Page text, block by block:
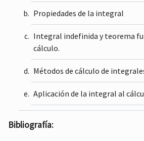
Propiedades de la integral
Integral indefinida y teorema
cálculo.
Métodos de cálculo de
Aplicación de la integral al
Bibliografía: